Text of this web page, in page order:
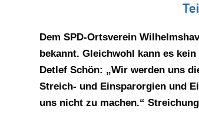
Dem SPD-Ortsverein
bekannt. Gleichwohl kann es
Detlef Schön: „Wir werden uns
Streich- und Einsparorgien und
uns nicht zu machen.“